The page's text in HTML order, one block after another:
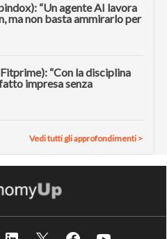
“Un agente AI lavora
ma non basta ammirarlo per
“Con la disciplina
impresa senza
Vedi tutti gli approfondimenti >